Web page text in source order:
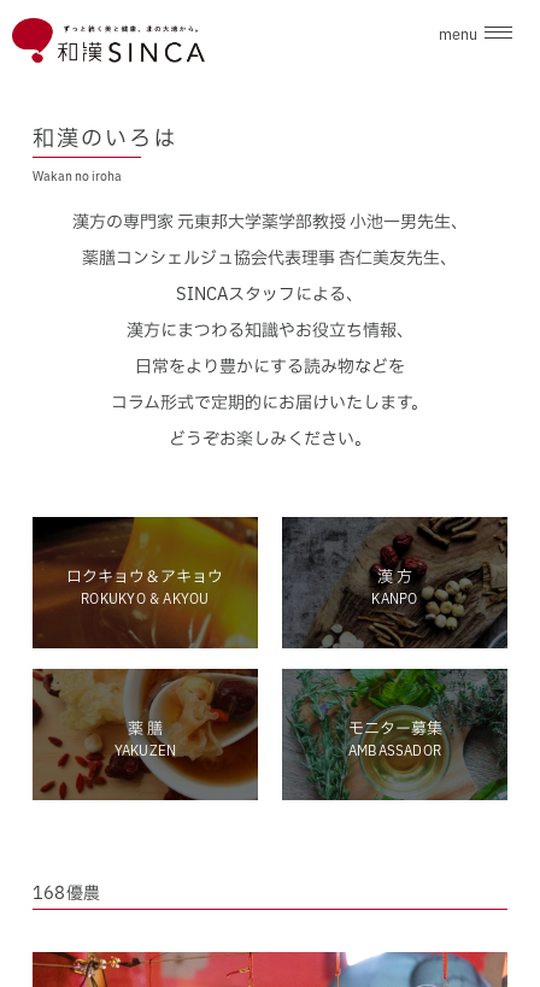
menu
ブランド
こだわり素材
ホールディングス サイト
Language
和漢のいろは
Wakan no iroha
漢方の専門家 元東邦大学薬学部教授 小池一男先生、
薬膳コンシェルジュ協会代表理事 杏仁美友先生、
SINCAスタッフによる、
漢方にまつわる知識やお役立ち情報、
日常をより豊かにする読み物などを
コラム形式で定期的にお届けいたします。
どうぞお楽しみください。
ロクキョウ＆アキョウ
ROKUKYO & AKYOU
漢 方
KANPO
薬 膳
YAKUZEN
モニター募集
AMBASSADOR
168優農